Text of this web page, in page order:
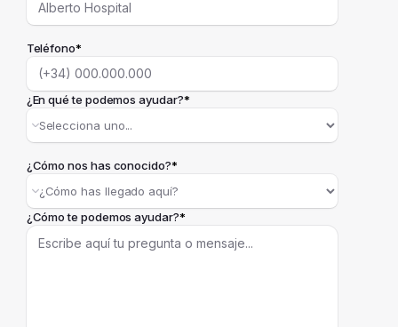
Teléfono*
¿En qué te podemos ayudar?*
¿Cómo nos has conocido?*
¿Cómo te podemos ayudar?*